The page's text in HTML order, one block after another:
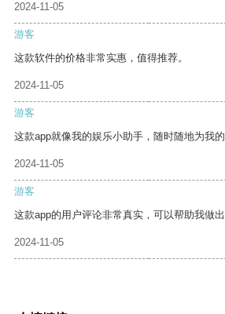
2024-11-05
游客
这款软件的价格非常实惠，值得推荐。
2024-11-05
游客
这款app就像我的娱乐小助手，随时随地为我的
2024-11-05
游客
这款app的用户评论非常真实，可以帮助我做出
2024-11-05